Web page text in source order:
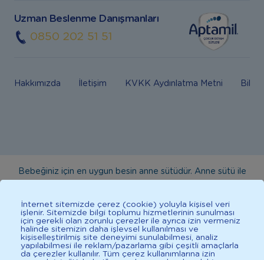
Uzman Beslenme Danışmanları
0850 202 51 51
Hakkımızda İletişim KVKK Aydınlatma Metni Bilgi
Bebeğiniz için en uygun besin anne sütüdür. Anne sütü ile
danışınız. Bu sitede yayınlanan bilgiler hekim tavsiyesi
yerine geçmez. En doğru bilgi için doktorunuza danışınız.
Sağlıklı yaşam için dengeli, çeşitli beslenilmelidir. *D vitamini
çocuklarda bağışıklık sisteminin normal işlevine katkıda
İnternet sitemizde çerez (cookie) yoluyla kişisel veri
işlenir. Sitemizde bilgi toplumu hizmetlerinin sunulması
için gerekli olan zorunlu çerezler ile ayrıca izin vermeniz
halinde sitemizin daha işlevsel kullanılması ve
kişiselleştirilmiş site deneyimi sunulabilmesi, analiz
yapılabilmesi ile reklam/pazarlama gibi çeşitli amaçlarla
da çerezler kullanılır. Tüm çerez kullanımlarına izin